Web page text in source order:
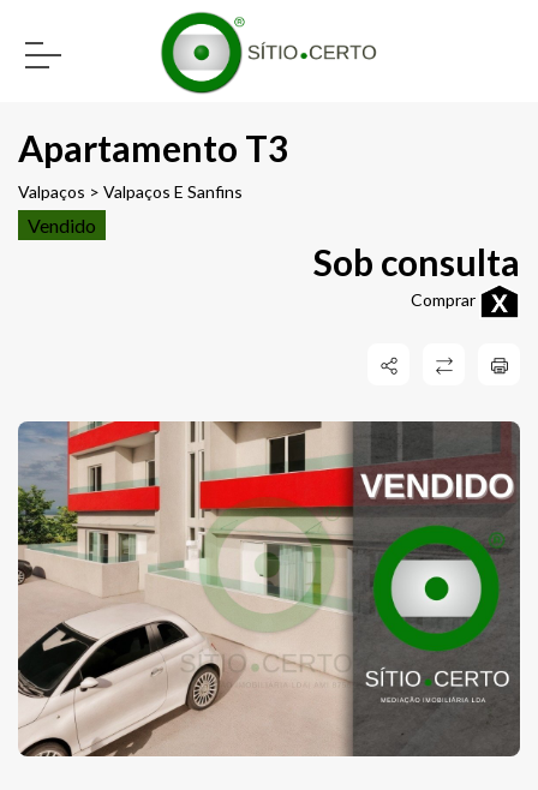
Apartamento T3
Valpaços > Valpaços E Sanfins
Vendido
Sob consulta
Comprar